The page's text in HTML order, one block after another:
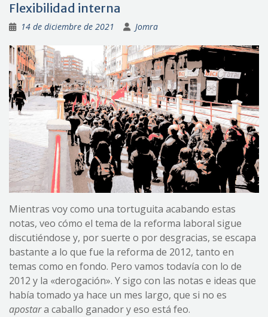
Flexibilidad interna
14 de diciembre de 2021 Jomra
Mientras voy como una tortuguita acabando estas
notas, veo cómo el tema de la reforma laboral sigue
discutiéndose y, por suerte o por desgracias, se escapa
bastante a lo que fue la reforma de 2012, tanto en
temas como en fondo. Pero vamos todavía con lo de
2012 y la «derogación». Y sigo con las notas e ideas que
había tomado ya hace un mes largo, que si no es
apostara caballo ganador y eso está feo.